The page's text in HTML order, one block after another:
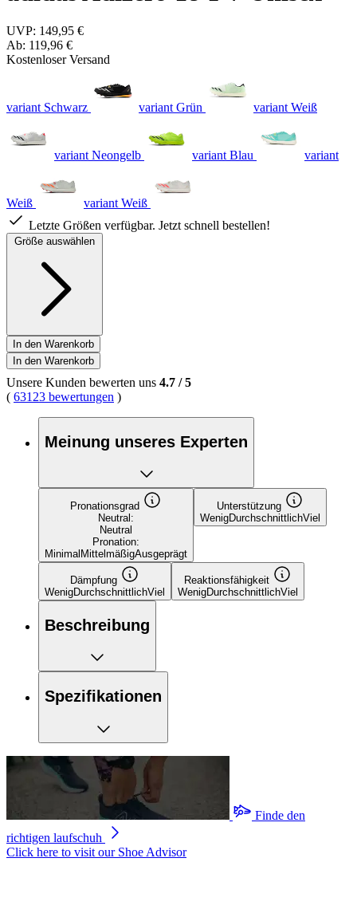
UVP: 149,95 €
Ab: 119,96 €
Kostenloser Versand
variant Schwarz variant Grün variant Weiß
variant Neongelb variant Blau variant
Weiß
variant Weiß
Letzte Größen verfügbar. Jetzt schnell bestellen!
Größe auswählen
In den Warenkorb
In den Warenkorb
Unsere Kunden bewerten uns 4.7 /5
( 63123 bewertungen )
Meinung unseres Experten
Pronationsgrad
Neutral:
Neutral
Pronation:
Minimal MittelmäßigAusgeprägt
Unterstützung
WenigDurchschnittlichViel
Dämpfung
WenigDurchschnittlichViel
Reaktionsfähigkeit
WenigDurchschnittlichViel
Beschreibung
Spezifikationen
Finde den
richtigen laufschuh
Click here to visit our Shoe Advisor